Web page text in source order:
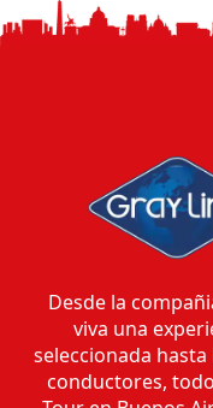
Desde la
viva una
seleccionada
conductores,